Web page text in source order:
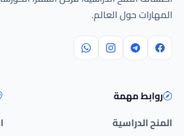
المهارات حول العالم.
روابط مهمة
المنح الدراسية